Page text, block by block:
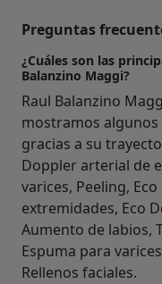
Preguntas
¿Cuáles son las
Balanzino Maggi?
Raul Balanzino
mostramos
gracias a su
Doppler arterial de
varices, Peeling,
extremidades, Eco
Aumento de labios,
Espuma para
Rellenos faciales.